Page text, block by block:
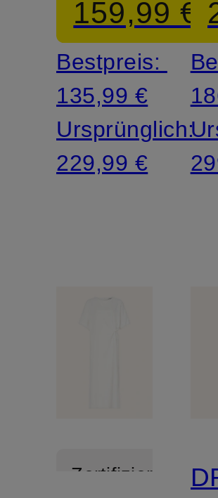
159,99 €
Bestpreis:
135,99 €
Ursprünglich:
229,99 €
Zertifiziert